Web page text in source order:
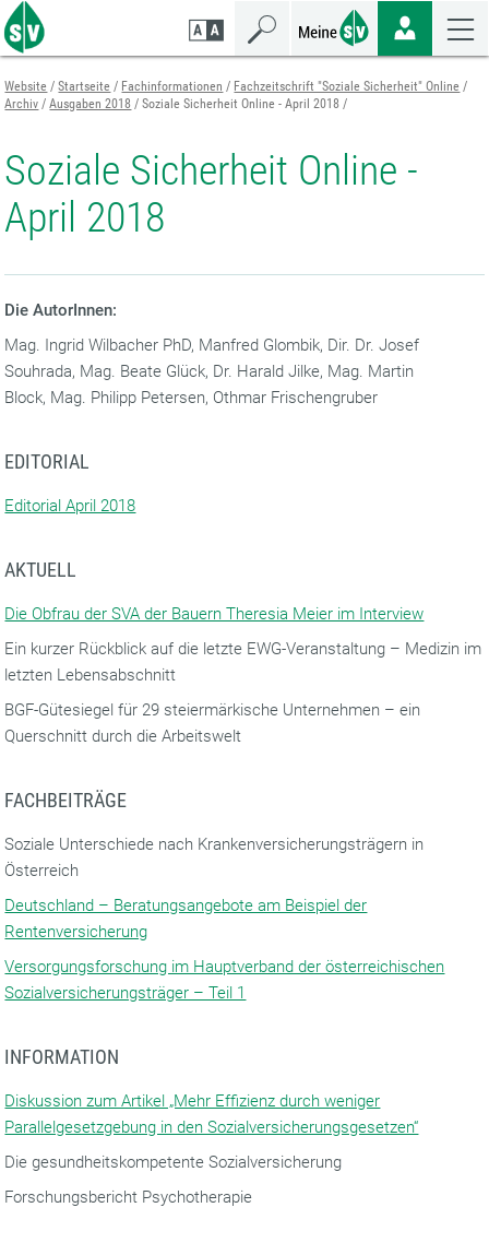
Zum
Seiteninhalt
springen
Zur
Navigation
springen
Zur
Mobilen
Navigation
springen
Website Startseite Fachinformationen
Fachzeitschrift "Soziale Sicherheit" Online
Archiv
Ausgaben 2018 Soziale Sicherheit Online - April 2018
Soziale Sicherheit Online -
April 2018
Die AutorInnen:
Mag. Ingrid Wilbacher PhD, Manfred Glombik, Dir. Dr. Josef
Souhrada, Mag. Beate Glück, Dr. Harald Jilke, Mag. Martin
Block, Mag. Philipp Petersen, Othmar Frischengruber
EDITORIAL
Editorial April 2018
AKTUELL
Die Obfrau der SVA der Bauern Theresia Meier im Interview
Ein kurzer Rückblick auf die letzte EWG-Veranstaltung – Medizin im
letzten Lebensabschnitt
BGF-Gütesiegel für 29 steiermärkische Unternehmen – ein
Querschnitt durch die Arbeitswelt
FACHBEITRÄGE
Soziale Unterschiede nach Krankenversicherungsträgern in
Österreich
Deutschland – Beratungsangebote am Beispiel der
Rentenversicherung
Versorgungsforschung im Hauptverband der österreichischen
Sozialversicherungsträger – Teil 1
INFORMATION
Diskussion zum Artikel „Mehr Effizienz durch weniger
Parallelgesetzgebung in den Sozialversicherungsgesetzen“
Die gesundheitskompetente Sozialversicherung
Forschungsbericht Psychotherapie